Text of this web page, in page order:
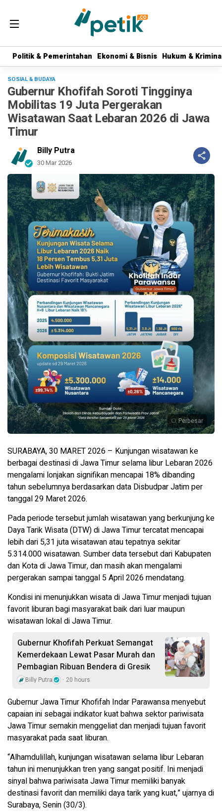
Politik & Pemerintahan Ekonomi & Bisnis Hukum &
Politik & Pemerintahan Ekonomi & Bisnis Hukum &
SOSIAL & BUDAYA
Gubernur Khofifah Soroti Tingginya
Mobilitas 19 Juta Pergerakan
Wisatawan Saat Lebaran 2026 di Jawa
Timur
Billy Putra
30 Mar 2026
Perbesar
SURABAYA, 30 MARET 2026 – Kunjungan wisatawan ke
berbagai destinasi di Jawa Timur selama libur Lebaran 2026
mengalami lonjakan signifikan mencapai 18% dibanding
tahun sebelumnya berdasarkan data Disbudpar Jatim per
tanggal 29 Maret 2026.
Pada periode tersebut jumlah wisatawan yang berkunjung ke
Daya Tarik Wisata (DTW) di Jawa Timur tercatat mencapai
lebih dari 5,31 juta wisatawan atau tepatnya sekitar
5.314.000 wisatawan. Sumber data tersebut dari Kabupaten
dan Kota di Jawa Timur, dan masih akan mengalami
pergerakan sampai tanggal 5 April 2026 mendatang.
Kondisi ini menunjukkan wisata di Jawa Timur menjadi tujuan
favorit liburan bagi masyarakat baik dari luar maupun
wisatawan lokal di Jawa Timur.
Gubernur Khofifah Perkuat Semangat
Kemerdekaan Lewat Pasar Murah dan
Pembagian Ribuan Bendera di Gresik
Billy Putra 20 hours
Gubernur Jawa Timur Khofifah Indar Parawansa menyebut
capaian ini sebagai indikator kuat bahwa sektor pariwisata
Jawa Timur semakin menggeliat dan menjadi tujuan favorit
masyarakat pada saat liburan.
“Alhamdulillah, kunjungan wisatawan selama libur Lebaran
tahun ini menunjukkan tren yang sangat positif. Ini menjadi
sinyal bahwa pariwisata Jawa Timur memiliki banyak
destinasi favorit dan memiliki daya tarik yang kuat,” ujarnya di
Surabaya, Senin (30/3).